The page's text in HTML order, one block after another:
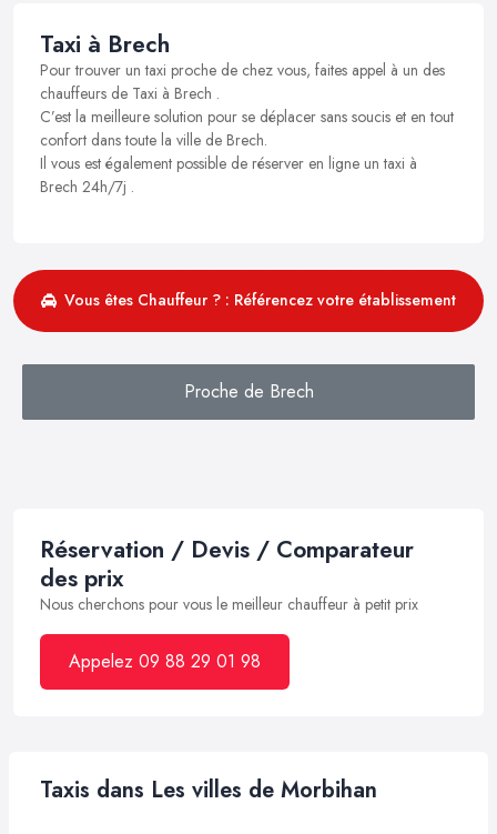
Taxi à Brech
Pour trouver un taxi proche de chez vous, faites appel à un des
chauffeurs de Taxi à Brech .
C’est la meilleure solution pour se déplacer sans soucis et en tout
confort dans toute la ville de Brech.
Il vous est également possible de réserver en ligne un taxi à
Brech 24h/7j .
Vous êtes Chauffeur ? : Référencez votre établissement
Proche de Brech
Réservation / Devis / Comparateur
des prix
Nous cherchons pour vous le meilleur chauffeur à petit prix
Appelez 09 88 29 01 98
Taxis dans Les villes de Morbihan